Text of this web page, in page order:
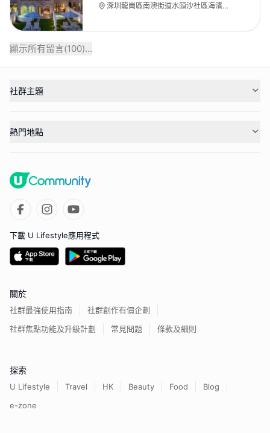
深圳龍崗區南澳街道水頭沙社區海濱北
顯示所有留言(100)...
社群主題
熱門地點
下載 U Lifestyle應用程式
關於
社群最強使用指南
社群創作有價企劃
社群焦點功能及升級計劃
常見問題 條款及細則
探索
U Lifestyle Travel HK Beauty Food
Blog
e-zone